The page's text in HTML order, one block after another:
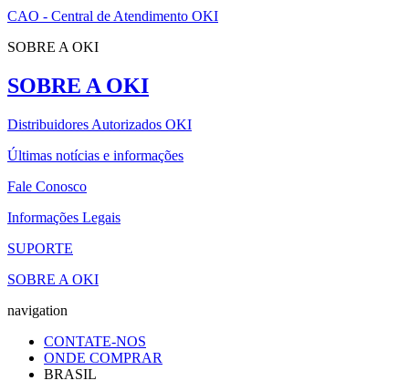
CAO - Central de Atendimento OKI
SOBRE A OKI
SOBRE A OKI
Distribuidores Autorizados OKI
Últimas notícias e informações
Fale Conosco
Informações Legais
SUPORTE
SOBRE A OKI
navigation
CONTATE-NOS
ONDE COMPRAR
BRASIL